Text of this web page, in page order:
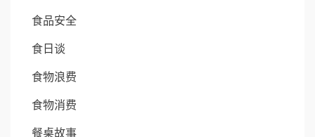
食品安全
食日谈
食物浪费
食物消费
餐桌故事